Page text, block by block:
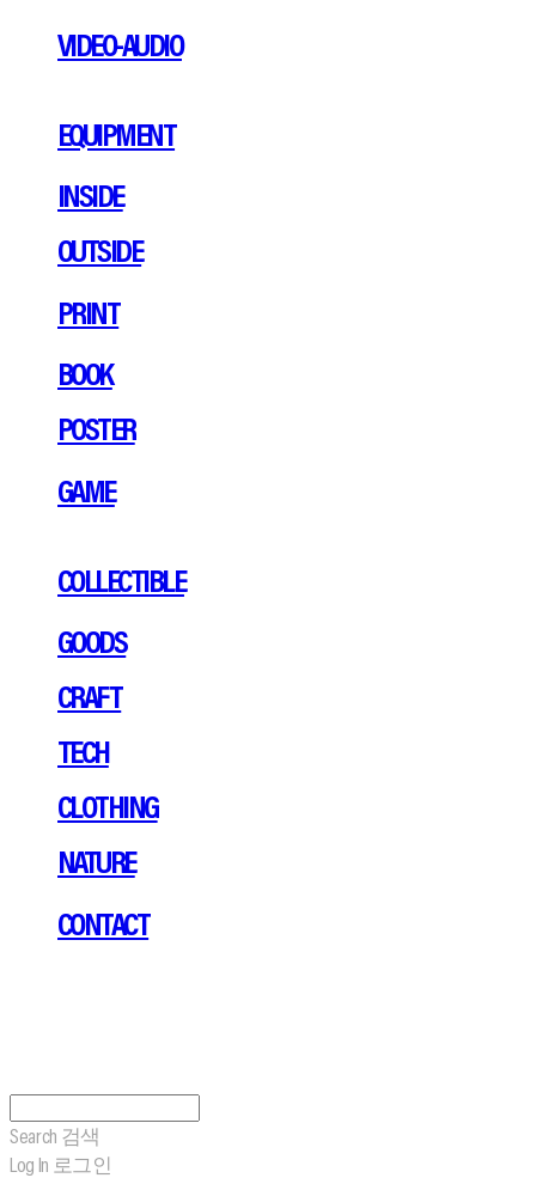
VIDEO-AUDIO
EQUIPMENT
INSIDE
OUTSIDE
PRINT
BOOK
POSTER
GAME
COLLECTIBLE
GOODS
CRAFT
TECH
CLOTHING
NATURE
CONTACT
Search 검색
Log In 로그인